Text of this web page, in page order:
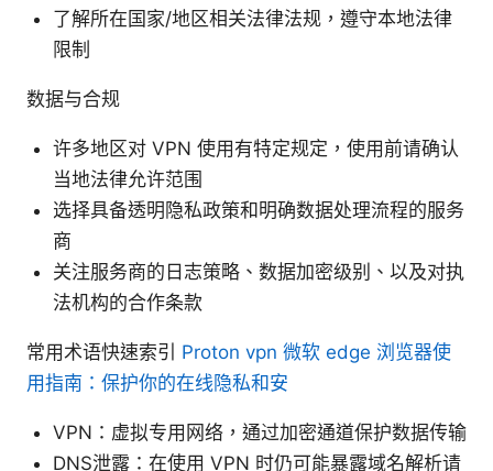
了解所在国家/地区相关法律法规，遵守本地法律
限制
数据与合规
许多地区对 VPN 使用有特定规定，使用前请确认
当地法律允许范围
选择具备透明隐私政策和明确数据处理流程的服务
商
关注服务商的日志策略、数据加密级别、以及对执
法机构的合作条款
常用术语快速索引 Proton vpn 微软 edge 浏览器使
用指南：保护你的在线隐私和安
VPN：虚拟专用网络，通过加密通道保护数据传输
DNS泄露：在使用 VPN 时仍可能暴露域名解析请